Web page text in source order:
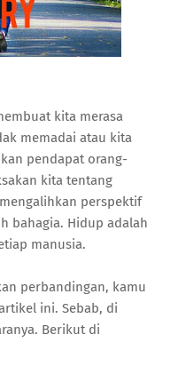
kita merasa
memadai atau kita
pendapat orang-
kita tentang
perspektif
bahagia. Hidup adalah
manusia.
perbandingan, kamu
ini. Sebab, di
Berikut di